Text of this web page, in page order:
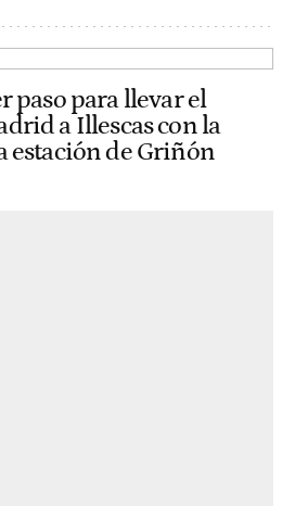
paso para llevar el
a Illescas con la
estación de Griñón